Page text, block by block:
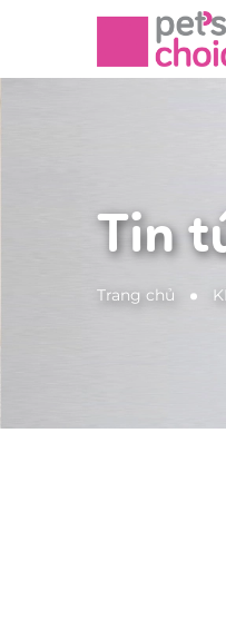
Tin
Trang chủ